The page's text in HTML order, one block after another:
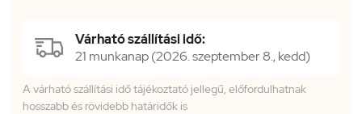
Várható szállítási idő:
21 munkanap (2026. szeptember 8., kedd)
A várható szállítási idő tájékoztató jellegű, előfordulhatnak
hosszabb és rövidebb határidők is